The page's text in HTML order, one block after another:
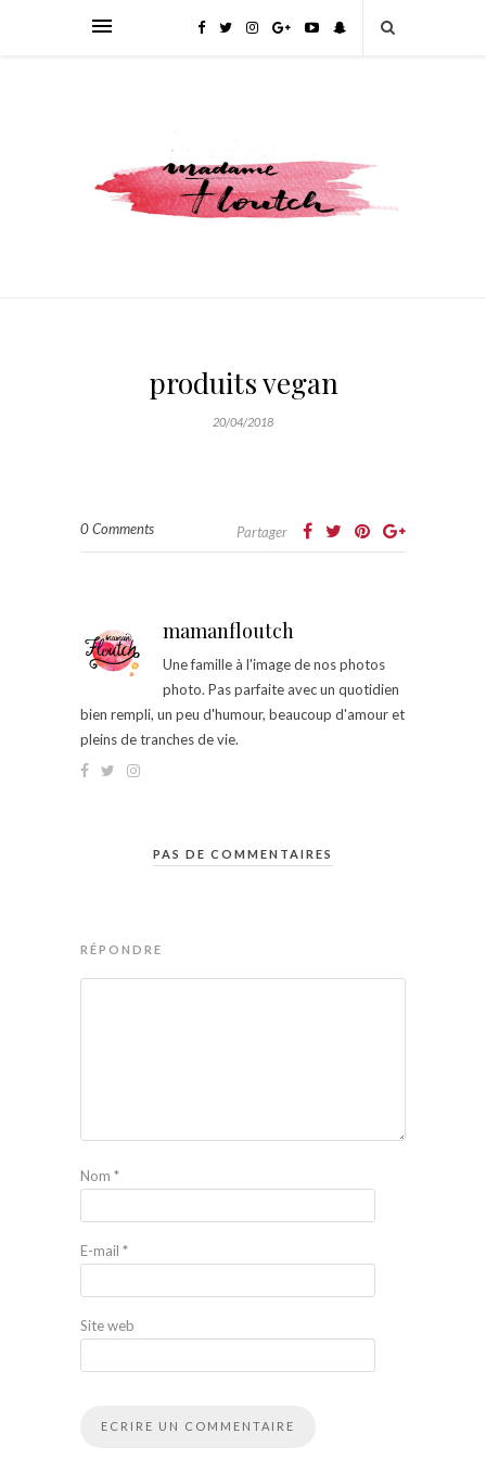
produits vegan
20/04/2018
0 Comments Partager
mamanfloutch
Une famille à l'image de nos photos
photo. Pas parfaite avec un quotidien
bien rempli, un peu d'humour, beaucoup d'amour et
pleins de tranches de vie.
PAS DE COMMENTAIRES
RÉPONDRE
Nom *
E-mail *
Site web